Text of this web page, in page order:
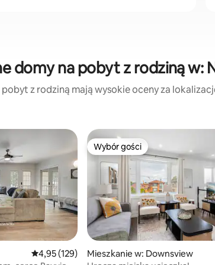
domy na pobyt z rodziną w:
z rodziną mają wysokie oceny za
Wybór gości
Średnia ocena: 4,95 na 5, liczba recenzji: 129
4,95 (129)
Wybór gości
Wybór gości
Mieszkanie w: Downsview